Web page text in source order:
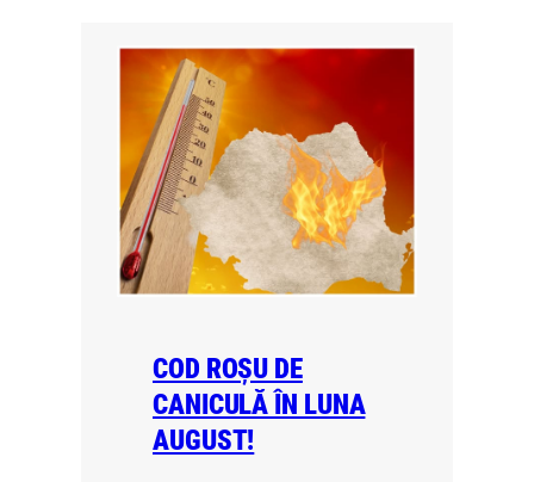
COD ROȘU DE
CANICULĂ ÎN LUNA
AUGUST!